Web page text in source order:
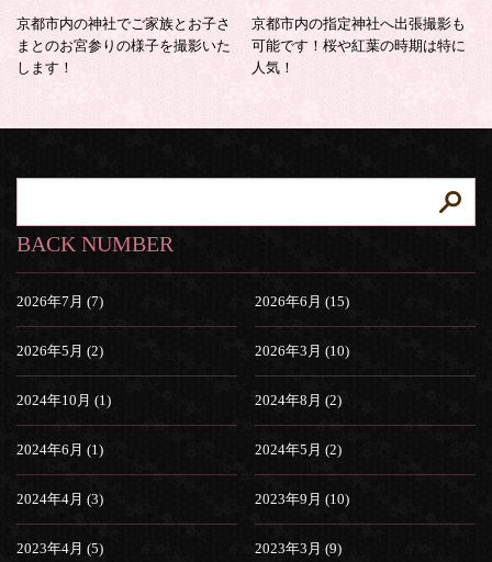
京都市内の神社でご家族とお子さ
まとのお宮参りの様子を撮影いた
します！
京都市内の指定神社へ出張撮影も
可能です！桜や紅葉の時期は特に
人気！
BACK NUMBER
2026年7月 (7) 2026年6月 (15)
2026年5月 (2) 2026年3月 (10)
2024年10月 (1) 2024年8月 (2)
2024年6月 (1) 2024年5月 (2)
2024年4月 (3) 2023年9月 (10)
2023年4月 (5) 2023年3月 (9)